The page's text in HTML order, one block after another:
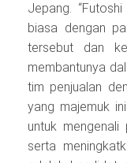
Jepang.
biasa dengan
tersebut dan
membantunya
tim penjualan
yang majemuk
untuk mengenali
serta